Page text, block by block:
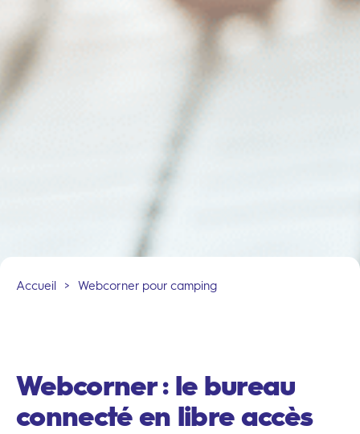
Accueil > Webcorner pour camping
Webcorner : le bureau
connecté en libre accès